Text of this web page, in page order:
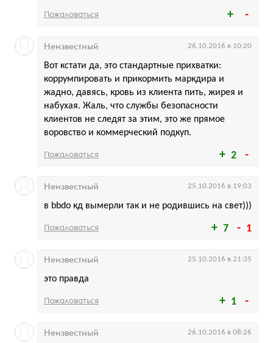
Пожаловаться
2
Вот кстати да, это стандартные прихватки:
коррумпировать и прикормить маркдира и
жадно, давясь, кровь из клиента пить, жирея и
набухая. Жаль, что службы безопасности
клиентов не следят за этим, это же прямое
воровство и коммерческий подкуп.
Неизвестный 26.10.2016 в 10:20
Пожаловаться
7 1
в bbdo кд вымерли так и не родившись на свет)))
Неизвестный 25.10.2016 в 19:03
Пожаловаться
1
это правда
Неизвестный 25.10.2016 в 21:35
Пожаловаться
Неизвестный 26.10.2016 в 08:26